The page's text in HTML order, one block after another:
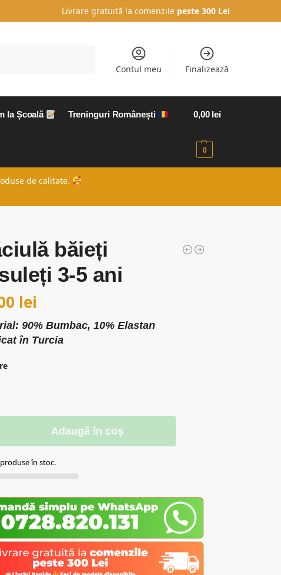
Livrare gratuită la comenzile peste 300 Lei
Contul meu Finalizează
la Școală Treninguri Românești 0,00 lei
0
de calitate.
băieți
3-5 ani
lei
90% Bumbac, 10% Elastan
în Turcia
Adaugă în coș
în stoc.